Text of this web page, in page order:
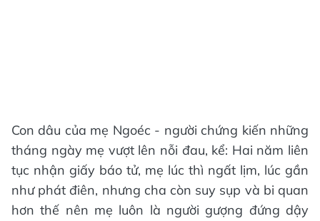
Con dâu của mẹ Ngoéc - người chứng kiến những
tháng ngày mẹ vượt lên nỗi đau, kể: Hai năm liên
tục nhận giấy báo tử, mẹ lúc thì ngất lịm, lúc gần
như phát điên, nhưng cha còn suy sụp và bi quan
hơn thế nên mẹ luôn là người gượng đứng dậy